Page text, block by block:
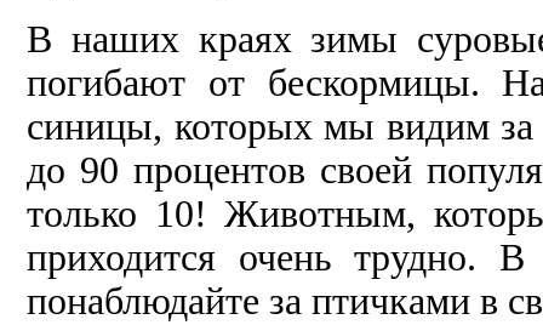
В наших краях зимы
погибают от бескормицы.
синицы, которых мы видим за
до 90 процентов своей
только 10! Животным,
приходится очень трудно.
понаблюдайте за птичками в